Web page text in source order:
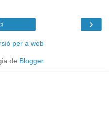
›
per a web
de Blogger.